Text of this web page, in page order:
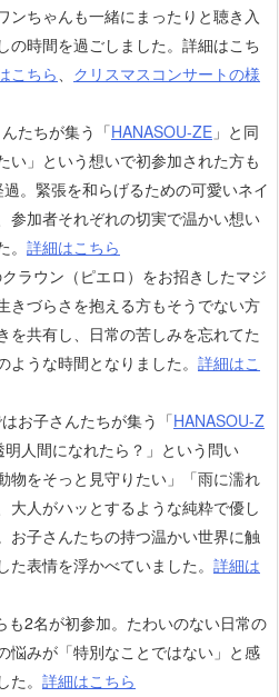
ンちゃんも一緒にまったりと聴き入
の時間を過ごしました。詳細はこち
こちら、 クリスマスコンサートの様
たちが集う「HANASOU-ZE 」と同
い」という想いで初参加された方も
。緊張を和らげるための可愛いネイ
参加者それぞれの切実で温かい想い
詳細はこちら
ラウン（ピエロ）をお招きしたマジ
きづらさを抱える方もそうでない方
を共有し、日常の苦しみを忘れてた
うな時間となりました。 詳細はこ
お子さんたちが集う「HANASOU-Z
明人間になれたら？」という問い
物をそっと見守りたい」「雨に濡れ
大人がハッとするような純粋で優し
お子さんたちの持つ温かい世界に触
表情を浮かべていました。 詳細は
も2名が初参加。たわいのない日常の
悩みが「特別なことではない」と感
。 詳細はこちら